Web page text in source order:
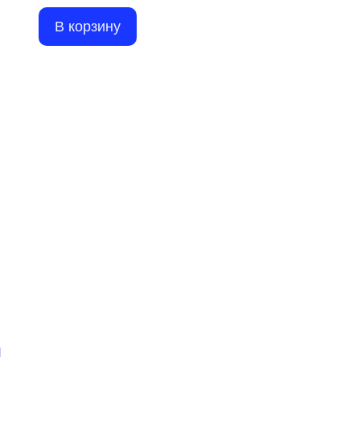
В корзину